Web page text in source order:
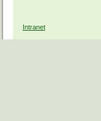
Intranet